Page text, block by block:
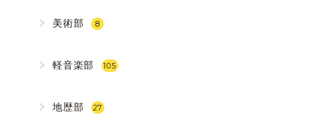
美術部 8
軽音楽部 105
地歴部 27